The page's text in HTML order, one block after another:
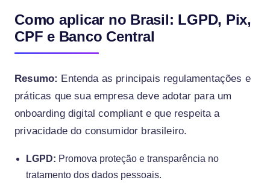
Como aplicar no Brasil: LGPD, Pix,
CPF e Banco Central
Resumo: Entenda as principais regulamentações e
práticas que sua empresa deve adotar para um
onboarding digital compliant e que respeita a
privacidade do consumidor brasileiro.
LGPD: Promova proteção e transparência no
tratamento dos dados pessoais.